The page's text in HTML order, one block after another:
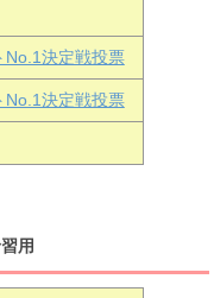
No.1決定戦投票
No.1決定戦投票
用